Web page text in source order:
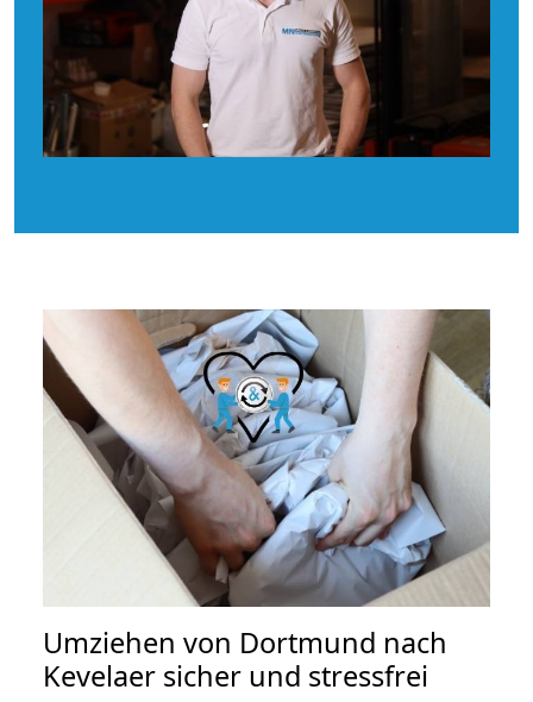
Umziehen von Dortmund nach
Kevelaer sicher und stressfrei